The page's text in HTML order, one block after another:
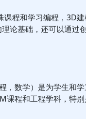
程和学习编程，3D建
论基础，还可以通过
，数学）是为学生和
课程和工程学科，特